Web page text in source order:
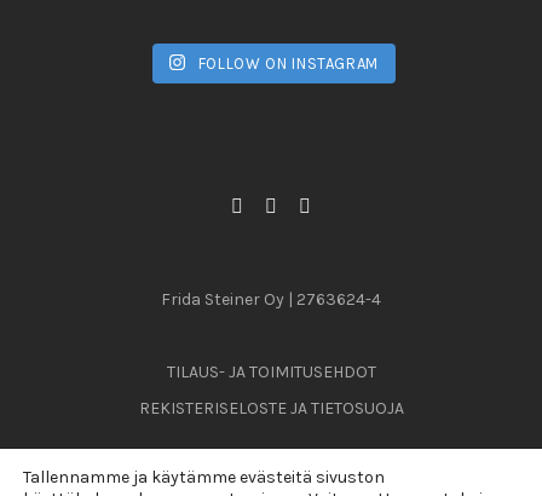
FOLLOW ON INSTAGRAM
Frida Steiner Oy | 2763624-4
TILAUS- JA TOIMITUSEHDOT
REKISTERISELOSTE JA TIETOSUOJA
Tallennamme ja käytämme evästeitä sivuston